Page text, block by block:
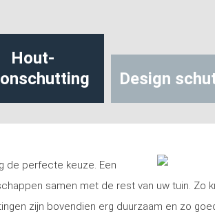
Hout-
Design
de perfecte keuze. Een
samen met de rest van uw tuin. Zo
zijn bovendien erg duurzaam en zo